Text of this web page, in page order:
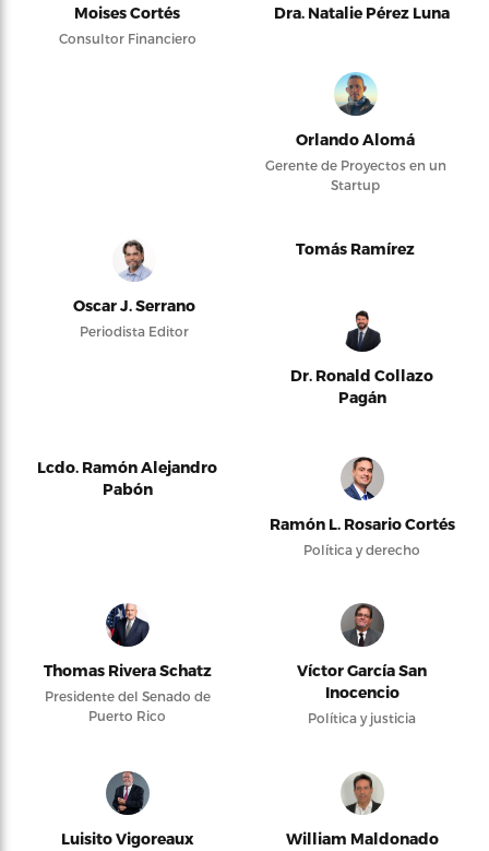
Moises Cortés
Consultor Financiero
Dra. Natalie Pérez Luna
Orlando Alomá
Gerente de Proyectos en un
Startup
Oscar J. Serrano
Periodista Editor
Tomás Ramírez
Dr. Ronald Collazo
Pagán
Lcdo. Ramón Alejandro
Pabón
Ramón L. Rosario Cortés
Política y derecho
Thomas Rivera Schatz
Presidente del Senado de
Puerto Rico
Víctor García San
Inocencio
Política y justicia
Luisito Vigoreaux William Maldonado